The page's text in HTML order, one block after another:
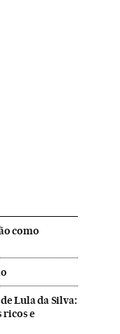
como
Lula da Silva:
ricos e